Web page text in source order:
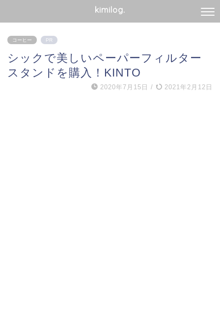
kimilog.
コーヒー PR
シックで美しいペーパーフィルター
スタンドを購入！KINTO
2020年7月15日 / 2021年2月12日